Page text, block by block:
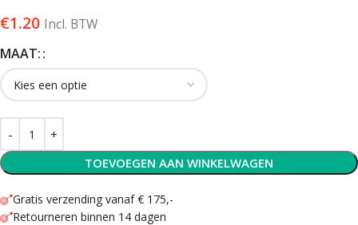
€1.20 Incl. BTW
MAAT:
TOEVOEGEN AAN WINKELWAGEN
Gratis verzending vanaf € 175,-
Retourneren binnen 14 dagen